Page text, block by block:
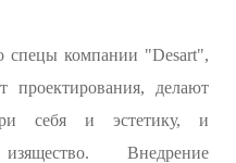
спецы компании "Desart",
проектирования, делают
себя и эстетику, и
Внедрение